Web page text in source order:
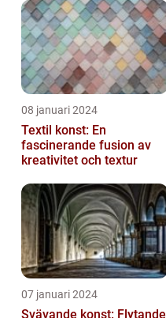
08 januari 2024
Textil konst: En
fascinerande fusion av
kreativitet och textur
07 januari 2024
Svävande konst: Flytande